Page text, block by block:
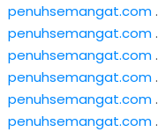
penuhsemangat.com.
penuhsemangat.com.
penuhsemangat.com.
penuhsemangat.com.
penuhsemangat.com.
penuhsemangat.com.